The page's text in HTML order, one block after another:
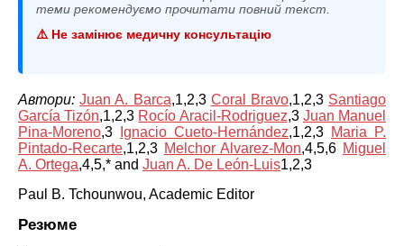
теми рекомендуємо прочитати повний текст.
⚠️ Не замінює медичну консультацію
Автори:Juan A. Barca,1,2,3 Coral Bravo,1,2,3 Santiago
García Tizón,1,2,3 Rocío Aracil-Rodriguez,3 Juan Manuel
Pina-Moreno,3 Ignacio Cueto-Hernández,1,2,3 Maria P.
Pintado-Recarte,1,2,3 Melchor Alvarez-Mon,4,5,6 Miguel
A. Ortega,4,5,* and Juan A. De León-Luis1,2,3
Paul B. Tchounwou, Academic Editor
Резюме